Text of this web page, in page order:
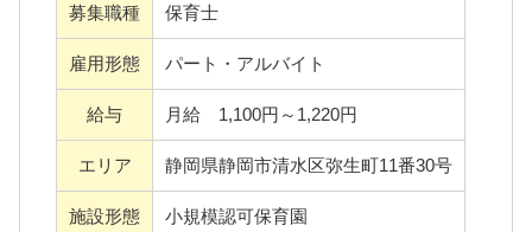
いる方など多様な方がいる環境になっている
と思います。
ぜひ、安心して自分の思いを表現してのびの
び生活できるお家のような環境づくりを一緒
にしていきませんか？
募集職種 保育士
雇用形態 パート・アルバイト
給与 月給 1,100円～1,220円
エリア 静岡県静岡市清水区弥生町11番30号
施設形態 小規模認可保育園